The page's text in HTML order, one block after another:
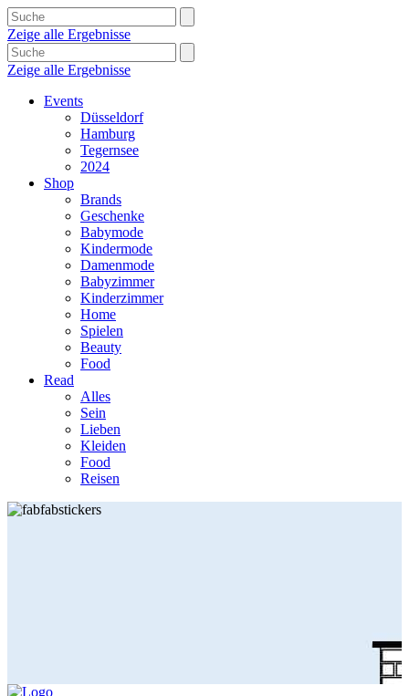
Zeige alle Ergebnisse
Zeige alle Ergebnisse
Events
Düsseldorf
Hamburg
Tegernsee
2024
Shop
Brands
Geschenke
Babymode
Kindermode
Damenmode
Babyzimmer
Kinderzimmer
Home
Spielen
Beauty
Food
Read
Alles
Sein
Lieben
Kleiden
Food
Reisen